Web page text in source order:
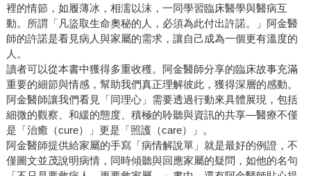
裡的情節，如履薄冰，相濡以沫，一同學習臨床醫學與醫病互
動。所謂「凡盜取生命奧秘的人，必須為此付出許諾。」阿金醫
師的許諾是看見病人與家屬的需求，讓自己成為一個更有溫度的
人。
讀者可以從本書中獲得多重收穫。阿金醫師分享的臨床故事充滿
重要的細節與情感，幫助我們真正理解彼此，獲得深層的感動。
阿金醫師讓我們看見「同理心」需要透過行動來具體展現，包括
細微的觀察、和緩的態度、積極的聆聽與資訊的共享—醫療不僅
是「治癒（cure）」更是「照護（care）」。
阿金醫師提供給家屬的手寫「病情解說單」就是最好的例證，不
僅圖文並茂說明病情，同時傾聽與回應家屬的疑問，如他的名句